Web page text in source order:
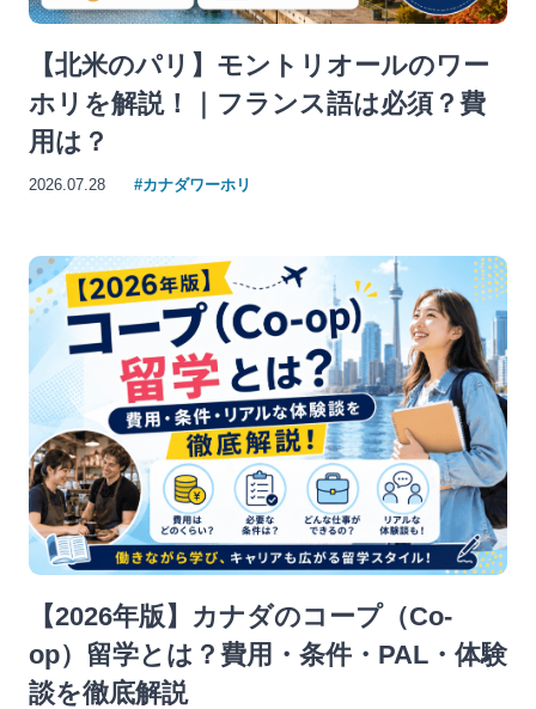
【北米のパリ】モントリオールのワー
ホリを解説！｜フランス語は必須？費
用は？
2026.07.28 #カナダワーホリ
【2026年版】カナダのコープ（Co-
op）留学とは？費用・条件・PAL・体験
談を徹底解説